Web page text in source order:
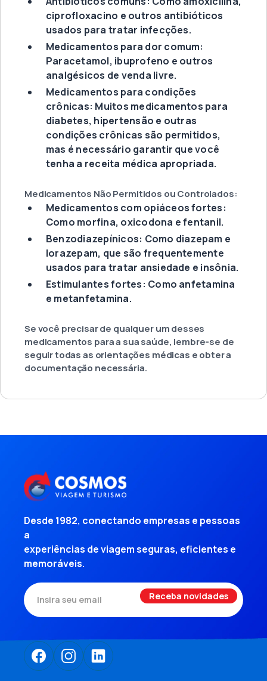
ciprofloxacino e outros antibióticos
usados para tratar infecções.
Medicamentos para dor comum:
Paracetamol, ibuprofeno e outros
analgésicos de venda livre.
Medicamentos para condições
crônicas: Muitos medicamentos para
diabetes, hipertensão e outras
condições crônicas são permitidos,
mas é necessário garantir que você
tenha a receita médica apropriada.
Medicamentos Não Permitidos ou Controlados:
Medicamentos com opiáceos fortes:
Como morfina, oxicodona e fentanil.
Benzodiazepínicos: Como diazepam e
lorazepam, que são frequentemente
usados para tratar ansiedade e insônia.
Estimulantes fortes: Como anfetamina
e metanfetamina.
Se você precisar de qualquer um desses
medicamentos para a sua saúde, lembre-se de
seguir todas as orientações médicas e obter a
documentação necessária.
Desde 1982, conectando empresas e pessoas
a
experiências de viagem seguras, eficientes e
memoráveis.